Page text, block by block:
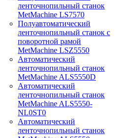
ленточнопильный станок
MetMachine LS7570
Полуавтоматический
ленточнопильный станок с
поворотной рамой
MetMachine LSZ5550
Автоматический
ленточнопильный станок
MetMachine ALS5550D
Автоматический
ленточнопильный станок
MetMachine ALS5550-
NL0ST0
Автоматический
ленточнопильный станок